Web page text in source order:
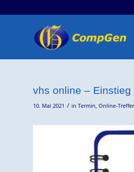
vhs online –
10. Mai 2021 / in Termin, Online-